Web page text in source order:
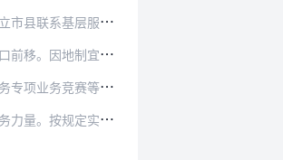
点帮扶、定期联系…
巩固基层劳动就业…
活动，打造一批区…
，支持经营性人力…